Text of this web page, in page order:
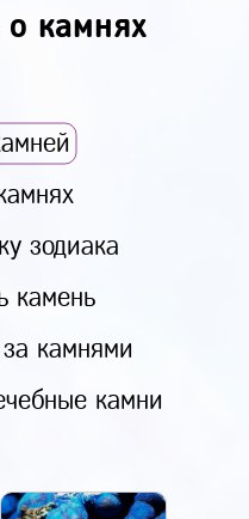
о камнях
зодиака
камень
камнями
камни